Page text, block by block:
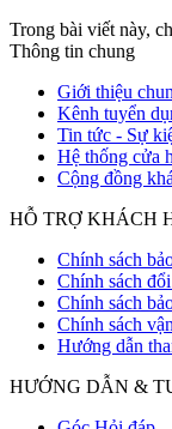
Trong bài viết này,
Thông tin chung
Giới thiệu
Kênh tuyển
Tin tức - Sự
Hệ thống cửa
Cộng đồng
HỖ TRỢ KHÁCH
Chính sách
Chính sách
Chính sách
Chính sách
Hướng dẫn
HƯỚNG DẪN &